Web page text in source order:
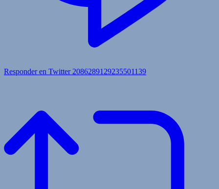
Responder en Twitter 2086289129235501139